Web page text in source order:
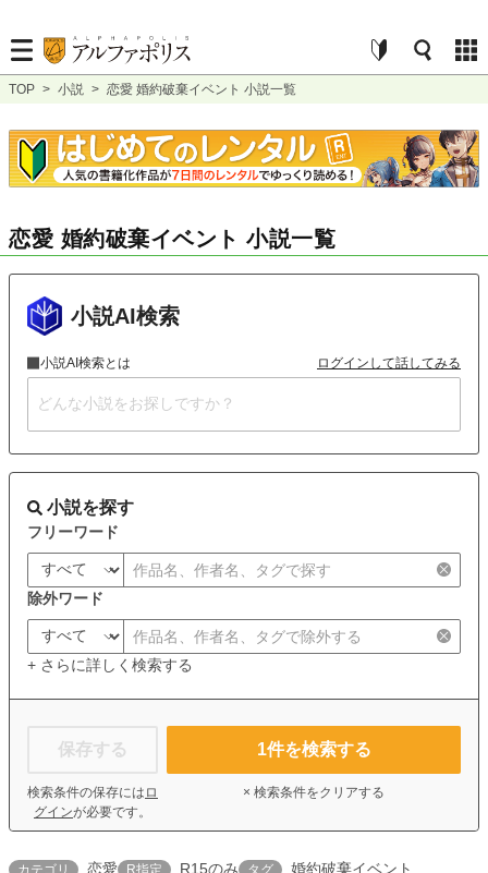
TOP > 小説 > 恋愛 婚約破棄イベント 小説一覧
恋愛 婚約破棄イベント 小説一覧
小説AI検索
小説AI検索とは ログインして話してみる
小説を探す
フリーワード
除外ワード
+ さらに詳しく検索する
保存する
検索条件の保存には ロ
グインが必要です。
1件を検索する
× 検索条件をクリアする
カテゴリ 恋愛 R指定 R15のみ タグ 婚約破棄イベント